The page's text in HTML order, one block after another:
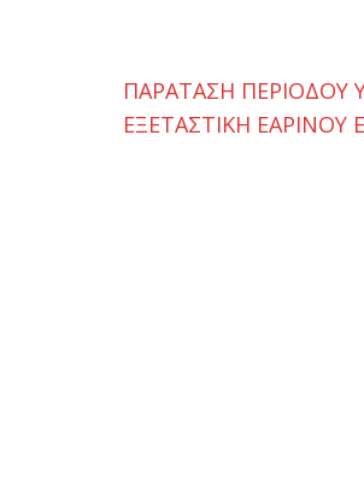
ι
ΠΑΡΑΤΑΣΗ
ΕΞΕΤΑΣΤΙΚΗ ΕΑΡΙΝΟΥ